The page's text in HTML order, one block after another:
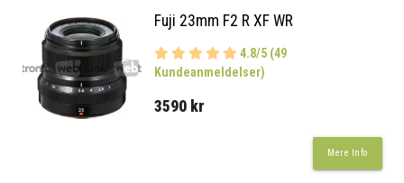
Fuji 23mm F2 R XF WR
4.8/5 (49
Kundeanmeldelser)
3590 kr
Mere Info